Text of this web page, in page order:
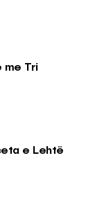
me Tri
e Lehtë